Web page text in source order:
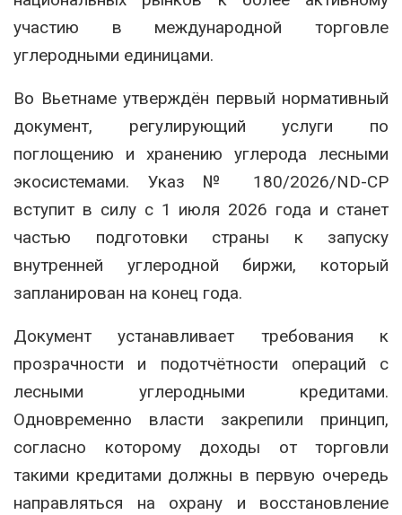
участию в международной торговле
углеродными единицами.
Во Вьетнаме утверждён первый нормативный
документ, регулирующий услуги по
поглощению и хранению углерода лесными
экосистемами. Указ № 180/2026/ND-CP
вступит в силу с 1 июля 2026 года и станет
частью подготовки страны к запуску
внутренней углеродной биржи, который
запланирован на конец года.
Документ устанавливает требования к
прозрачности и подотчётности операций с
лесными углеродными кредитами.
Одновременно власти закрепили принцип,
согласно которому доходы от торговли
такими кредитами должны в первую очередь
направляться на охрану и восстановление